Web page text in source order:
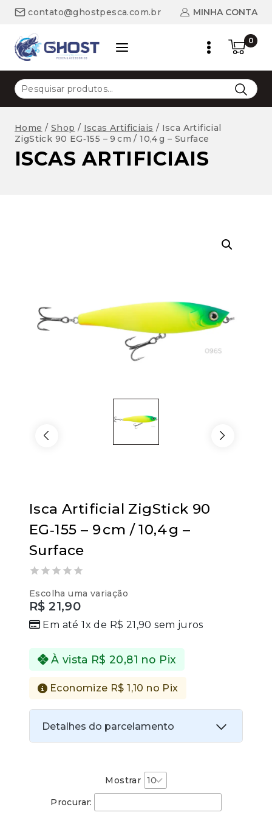
contato@ghostpesca.com.br MINHA CONTA
0
Pesquisar
por:
Home / Shop / Iscas Artificiais / Isca Artificial
ZigStick 90 EG‑155 – 9 cm / 10,4 g – Surface
ISCAS ARTIFICIAIS
Isca Artificial ZigStick 90
EG‑155 – 9 cm / 10,4 g –
Surface
out
of
5
Escolha uma variação
R$21,90
Em até 1x de R$ 21,90 sem juros
À vista R$20,81 no Pix
Economize R$1,10 no Pix
Detalhes do parcelamento
Aprovação imediata
Economize
Mostrar
Procurar: